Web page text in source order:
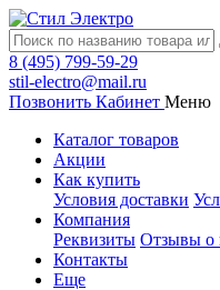
8 (495) 799-59-29
stil-electro@mail.ru
Позвонить Кабинет Меню
Каталог товаров
Акции
Как купить
Условия доставки
Компания
Реквизиты Отзывы о
Контакты
Еще